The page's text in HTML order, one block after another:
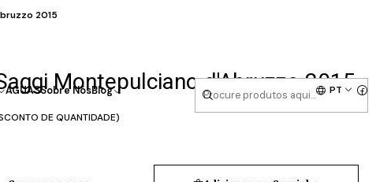
AGUASSobre NósBlog PT
2015
Montepulciano d'Abruzzo 2015
DE QUANTIDADE)